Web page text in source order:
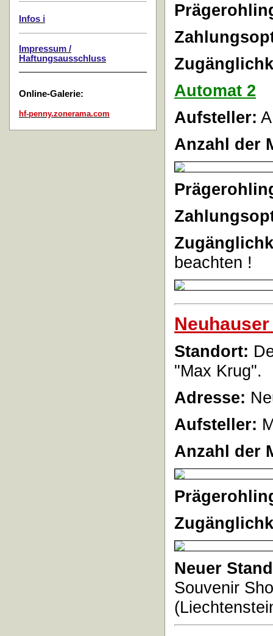
Infos ℹ️
Impressum /
Haftungsausschluss
Online-Galerie:
hf-penny.zonerama.com
Automat 2
Aufsteller:
Anzahl der
beachten !
Standort:
"Max Krug".
Adresse:
Aufsteller:
Anzahl der
Neuer
Souvenir